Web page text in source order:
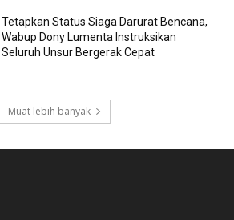
Tetapkan Status Siaga Darurat Bencana,
Wabup Dony Lumenta Instruksikan
Seluruh Unsur Bergerak Cepat
Muat lebih banyak